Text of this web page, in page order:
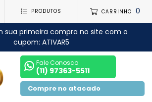
PRODUTOS CARRINHO 0
sua primeira compra no site com o
cupom: ATIVAR5
Fale Conosco
(11) 97363-5511
Compre no atacado